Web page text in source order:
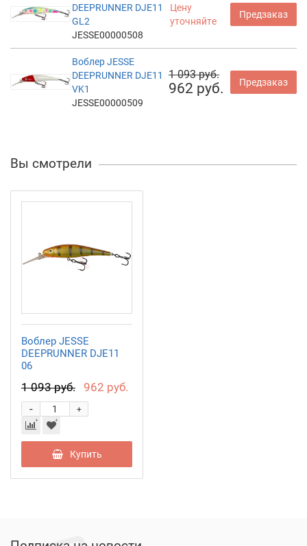
DEEPRUNNER DJE11
GL2
JESSE00000508
Цену
уточняйте
Предзаказ
Воблер JESSE
DEEPRUNNER DJE11
VK1
JESSE00000509
1 093 руб.
962 руб. Предзаказ
Вы смотрели
Воблер JESSE
DEEPRUNNER DJE11
06
1 093 руб. 962 руб.
+
-
Купить